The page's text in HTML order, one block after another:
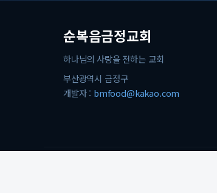
순복음금정교회
하나님의 사랑을 전하는 교회
부산광역시 금정구
개발자 : bmfood@kakao.com